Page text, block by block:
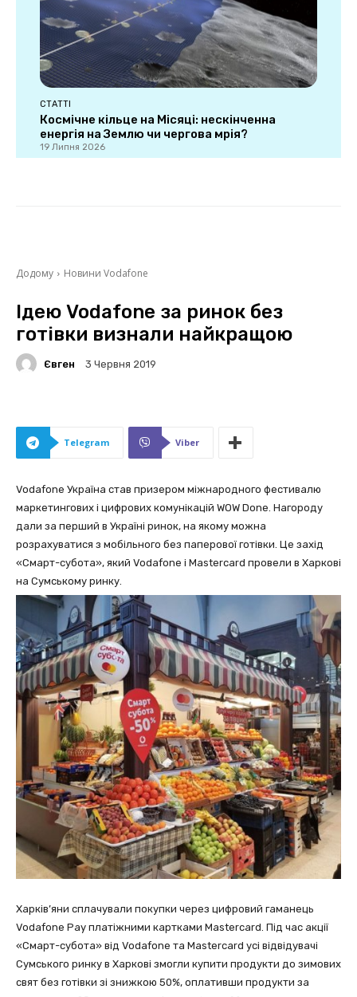
СТАТТІ
Космічне кільце на Місяці: нескінченна
енергія на Землю чи чергова мрія?
19 Липня 2026